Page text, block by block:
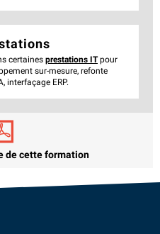
certaines prestations ITpour
sur-mesure, refonte
interfaçage ERP.
de cette formation